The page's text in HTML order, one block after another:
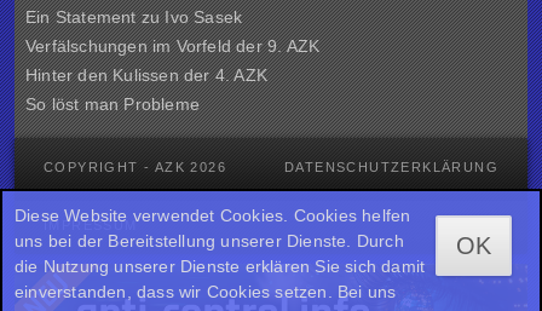
Ein Statement zu Ivo Sasek
Verfälschungen im Vorfeld der 9. AZK
Hinter den Kulissen der4. AZK
So löst man Probleme
COPYRIGHT - AZK 2026 DATENSCHUTZERKLÄRUNG
IMPRESSUM
Diese Website verwendet Cookies. Cookies helfen
uns bei der Bereitstellung unserer Dienste. Durch
die Nutzung unserer Dienste erklären Sie sich damit
einverstanden, dass wir Cookies setzen. Bei uns
OK